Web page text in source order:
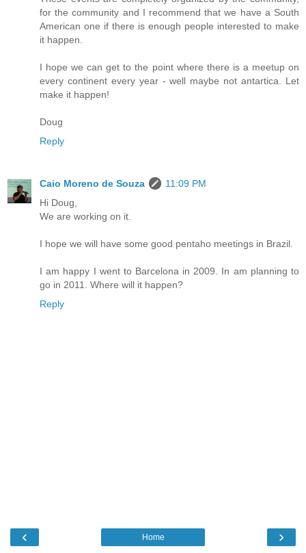
for the community and I recommend that we have a South
American one if there is enough people interested to make
it happen.
I hope we can get to the point where there is a meetup on
every continent every year - well maybe not antartica. Let
make it happen!
Doug
Reply
Caio Moreno de Souza
11:09 PM
Hi Doug,
We are working on it.
I hope we will have some good pentaho meetings in Brazil.
I am happy I went to Barcelona in 2009. In am planning to
go in 2011. Where will it happen?
Reply
‹ ›
Home